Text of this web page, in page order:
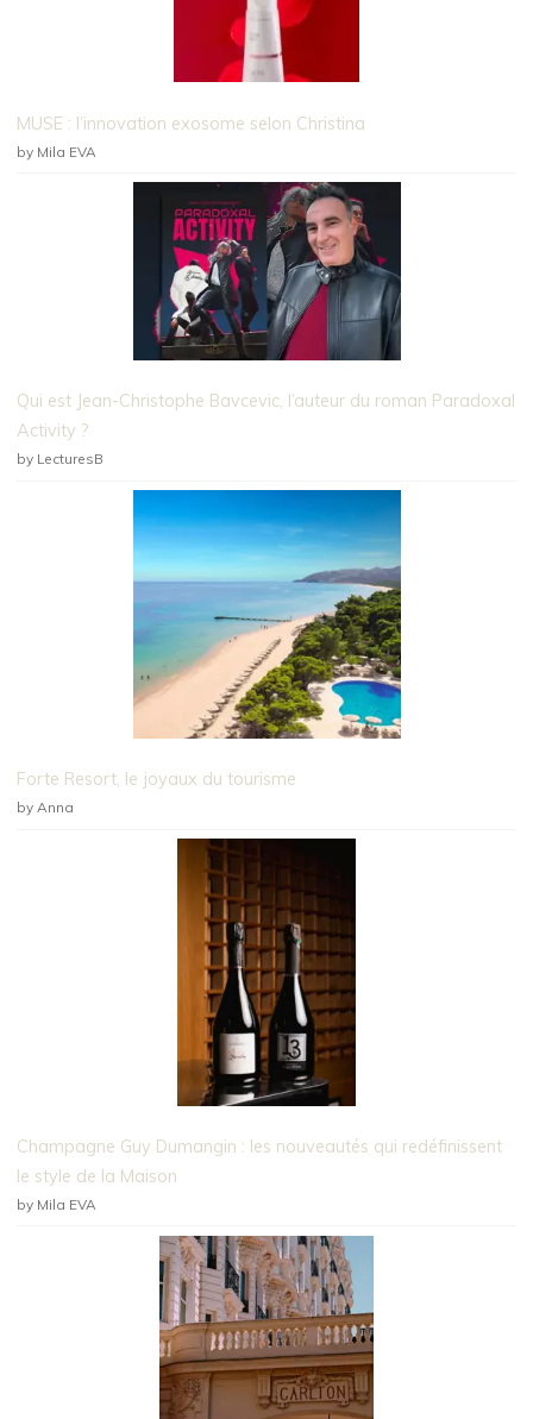
MUSE : l’innovation exosome selon Christina
by Mila EVA
Qui est Jean-Christophe Bavcevic, l’auteur du roman Paradoxal
Activity ?
by LecturesB
Forte Resort, le joyaux du tourisme
by Anna
Champagne Guy Dumangin : les nouveautés qui redéfinissent
le style de la Maison
by Mila EVA